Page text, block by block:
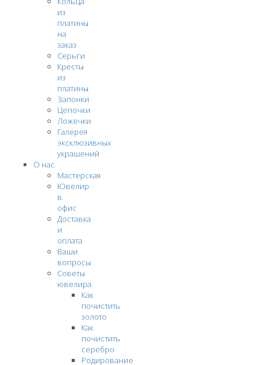
из
платины
на
заказ
Серьги
Кресты
из
платины
Запонки
Цепочки
Ложечки
Галерея
эксклюзивных
украшений
О нас
Мастерская
Ювелир
в
офис
Доставка
и
оплата
Ваши
вопросы
Советы
ювелира
Как
почистить
золото
Как
почистить
серебро
Родирование